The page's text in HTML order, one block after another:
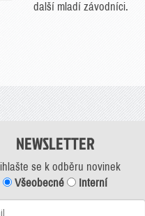
další mladí závodníci.
NEWSLETTER
se k odběru novinek
Všeobecné
Interní